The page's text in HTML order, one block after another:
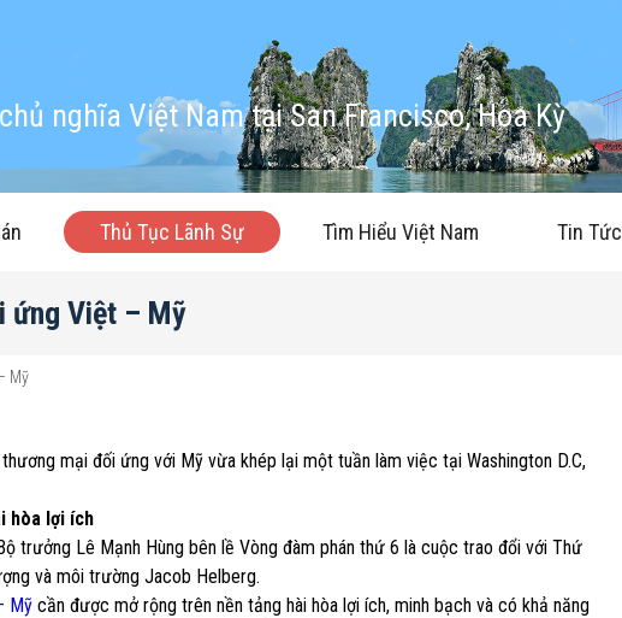
nghĩa Việt Nam tại San Francisco, Hoa Kỳ
Thủ Tục Lãnh Sự Tìm Hiểu Việt Nam Tin Tức
ứng Việt – Mỹ
Mỹ
mại đối ứng với Mỹ vừa khép lại một tuần làm việc tại Washington D.C,
hòa lợi ích
trưởng Lê Mạnh Hùng bên lề Vòng đàm phán thứ 6 là cuộc trao đổi với Thứ
và môi trường Jacob Helberg.
Mỹ cần được mở rộng trên nền tảng hài hòa lợi ích, minh bạch và có khả năng